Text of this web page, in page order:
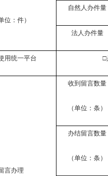
位：件）
自然人办件量
法人办件量
用统一平台
言办理
收到留言数量
（单位：条）
办结留言数量
（单位：条）